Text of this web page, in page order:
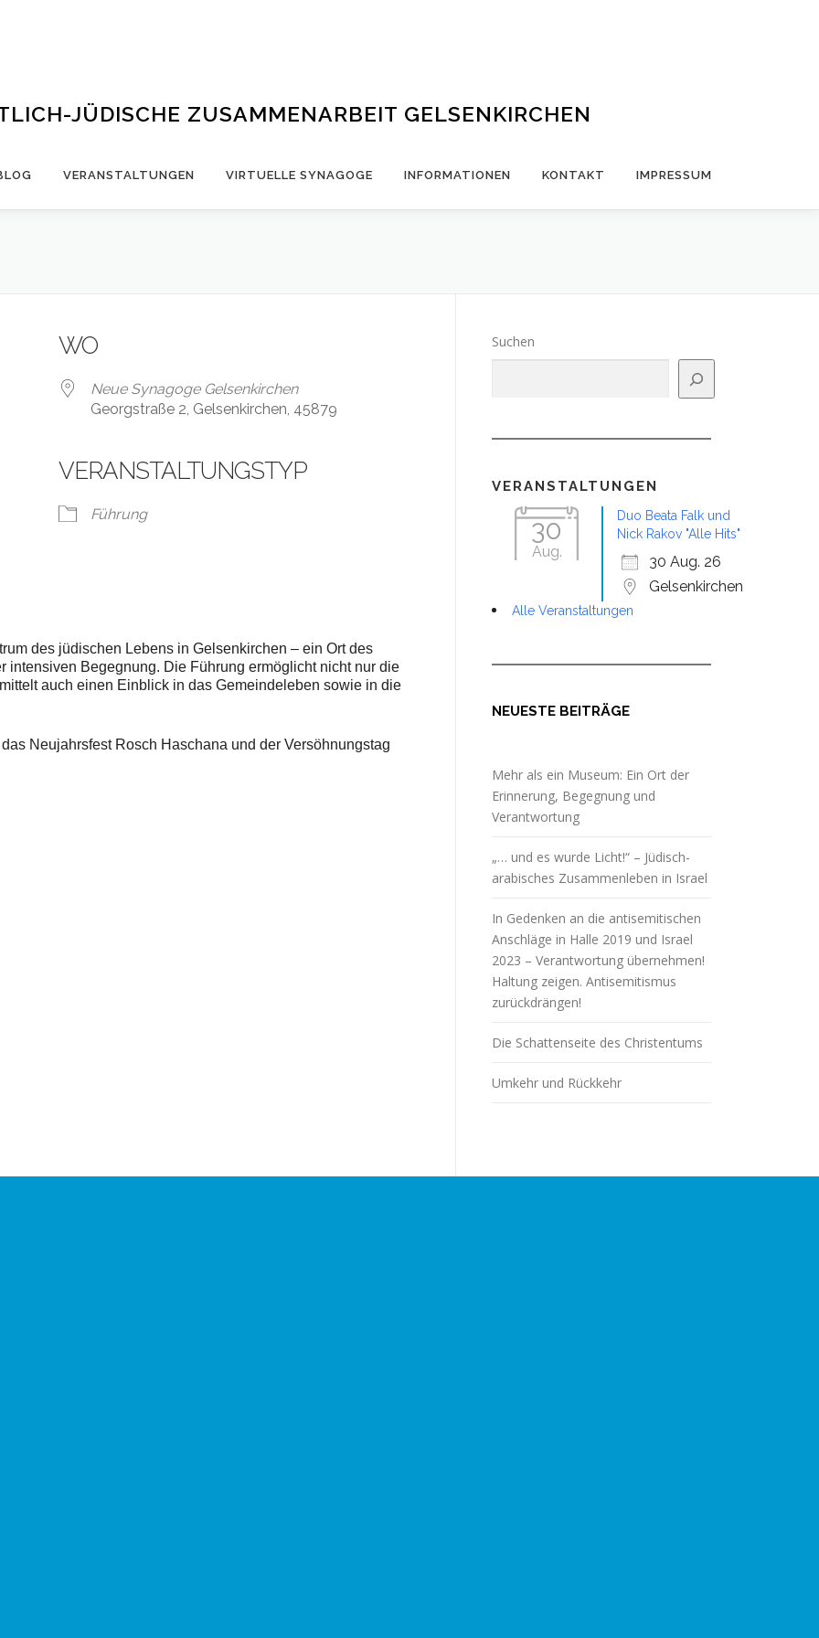
JÜDISCHE ZUSAMMENARBEIT GELSENKIRCHEN
VERANSTALTUNGEN VIRTUELLE SYNAGOGE INFORMATIONEN KONTAKT IMPRESSUM
Kalender Office 365
WO
Neue Synagoge Gelsenkirchen
Georgstraße 2, Gelsenkirchen, 45879
VERANSTALTUNGSTYP
Führung
des jüdischen Lebens in Gelsenkirchen – ein Ort des
intensiven Begegnung. Die Führung ermöglicht nicht nur die
auch einen Einblick in das Gemeindeleben sowie in die
Neujahrsfest Rosch Haschana und der Versöhnungstag
Suchen
VERANSTALTUNGEN
30
Aug.
Duo Beata Falk und
Nick Rakov "Alle Hits"
30 Aug. 26
Gelsenkirchen
Alle Veranstaltungen
NEUESTE BEITRÄGE
Mehr als ein Museum: Ein Ort der
Erinnerung, Begegnung und
Verantwortung
„… und es wurde Licht!“ – Jüdisch-
arabisches Zusammenleben in Israel
In Gedenken an die antisemitischen
Anschläge in Halle 2019 und Israel
2023 – Verantwortung übernehmen!
Haltung zeigen. Antisemitismus
zurückdrängen!
Die Schattenseite des Christentums
Umkehr und Rückkehr